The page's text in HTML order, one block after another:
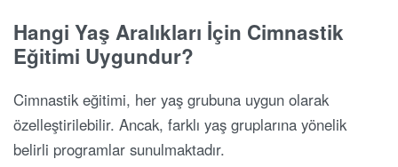
Hangi Yaş Aralıkları İçin Cimnastik
Eğitimi Uygundur?
Cimnastik eğitimi, her yaş grubuna uygun olarak
özelleştirilebilir. Ancak, farklı yaş gruplarına yönelik
belirli programlar sunulmaktadır.